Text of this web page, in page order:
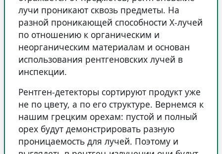
лучи проникают сквозь предметы. На
разной проникающей способности X-лучей
по отношению к органическим и
неорганическим материалам и основан
использования рентгеновских лучей в
инспекции.
Рентген-детекторы сортируют продукт уже
не по цвету, а по его структуре. Вернемся к
нашим грецким орехам: пустой и полный
орех будут демонстрировать разную
проницаемость для лучей. Поэтому и